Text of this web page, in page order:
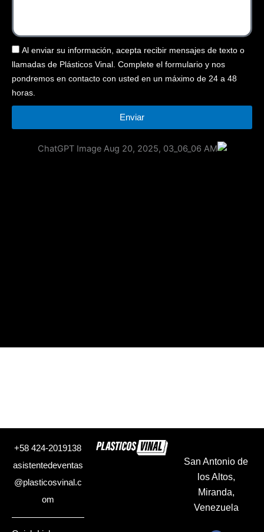
Al enviar su información, acepta recibir mensajes de texto o
llamadas de Plásticos Vinal. Complete el formulario y nos
pondremos en contacto con usted en un máximo de 24 a 48
horas.
Enviar
+58 424-2019138
asistentedeventas
@plasticosvinal.c
om
San Antonio de
los Altos,
Miranda,
Venezuela